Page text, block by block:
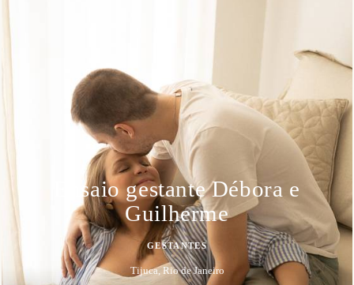
Ensaio gestante Débora e
Guilherme
GESTANTES
Tijuca, Rio de Janeiro